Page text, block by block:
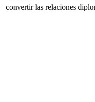
convertir las relaciones